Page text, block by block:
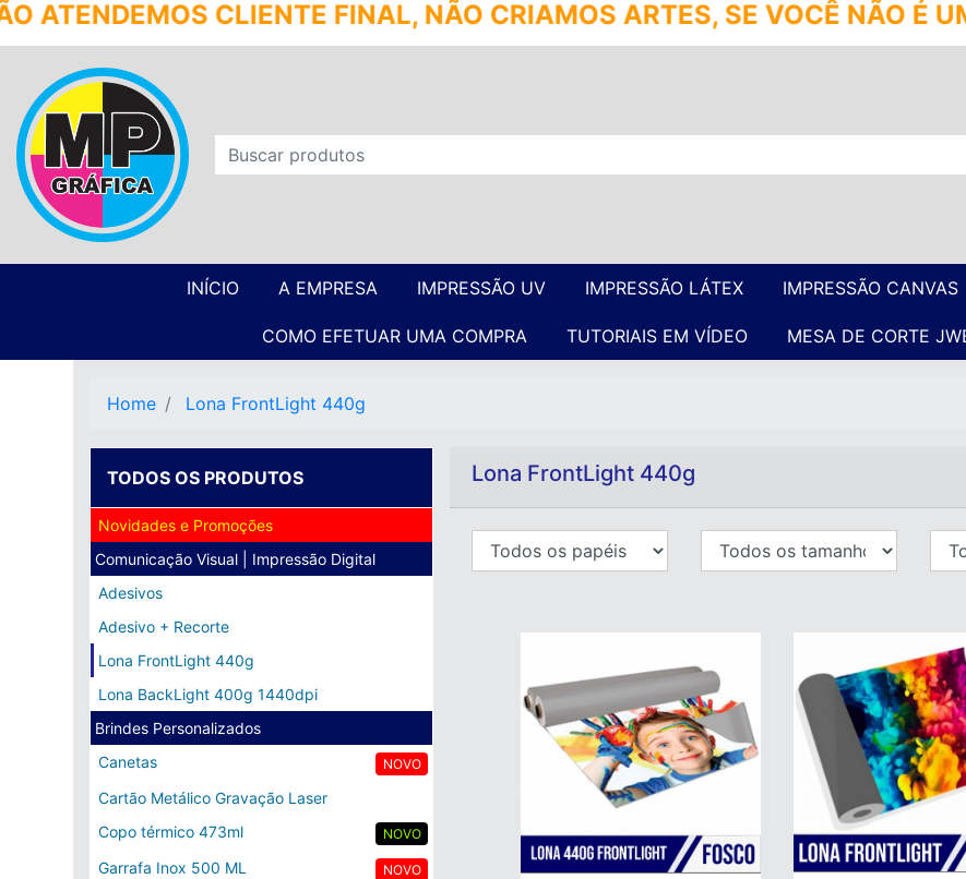
FINAL, NÃO CRIAMOS ARTES, SE VOCÊ NÃO É UM REVENDEDOR,
INÍCIO A EMPRESA IMPRESSÃO UV IMPRESSÃO LÁTEX IMPRESSÃO CANVAS
COMO EFETUAR UMA COMPRA TUTORIAIS EM VÍDEO MESA DE CORTE
Home Lona FrontLight 440g
TODOS OS PRODUTOS
Novidades e Promoções
Comunicação Visual | Impressão Digital
Adesivos
Adesivo + Recorte
Lona FrontLight 440g
Lona BackLight 400g 1440dpi
Brindes Personalizados
NOVO
Canetas
Cartão Metálico Gravação Laser
NOVO
Copo térmico 473ml
NOVO
Garrafa Inox 500 ML
Lona FrontLight 440g